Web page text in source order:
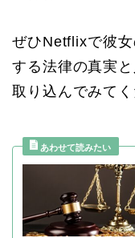
ぜひNetflixで彼
する法律の真実
取り込んでみてく